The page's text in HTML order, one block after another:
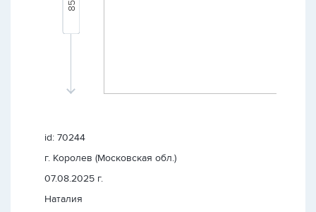
id: 70244
г. Королев (Московская обл.)
07.08.2025 г.
Наталия